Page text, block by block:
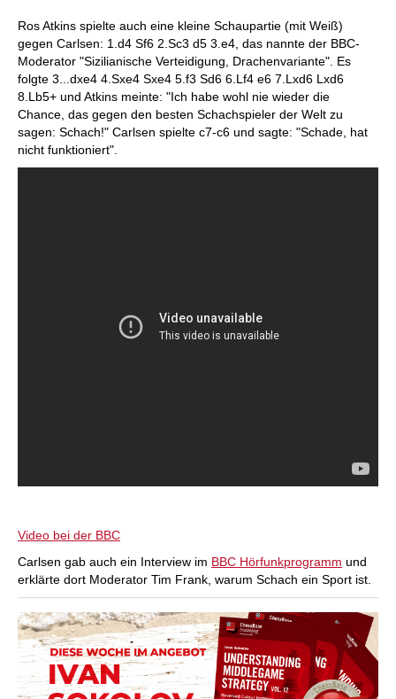
Ros Atkins spielte auch eine kleine Schaupartie (mit Weiß)
gegen Carlsen: 1.d4 Sf6 2.Sc3 d5 3.e4, das nannte der BBC-
Moderator "Sizilianische Verteidigung, Drachenvariante". Es
folgte 3...dxe4 4.Sxe4 Sxe4 5.f3 Sd6 6.Lf4 e6 7.Lxd6 Lxd6
8.Lb5+ und Atkins meinte: "Ich habe wohl nie wieder die
Chance, das gegen den besten Schachspieler der Welt zu
sagen: Schach!" Carlsen spielte c7-c6 und sagte: "Schade, hat
nicht funktioniert".
Video bei der BBC
Carlsen gab auch ein Interview im BBC Hörfunkprogramm und
erklärte dort Moderator Tim Frank, warum Schach ein Sport ist.